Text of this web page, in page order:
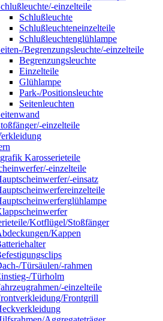
einzelteile
Schlußleuchte
Schlußleuchteneinzelteile
Schlußleuchtenglühlampe
Begrenzungsleuchte/-einzelteile
Begrenzungsleuchte
Einzelteile
Glühlampe
Park-/Positionsleuchte
Seitenleuchten
einzelteile
Karosserieteile
einzelteile
einsatz
Kotflügel/Stoßfänger
Kappen
Türsäulen/-rahmen
Türholm
einzelteile
Frontgrill